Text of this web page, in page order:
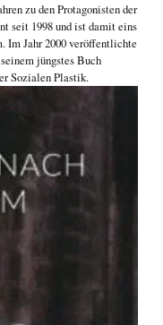
zu den Protagonisten der
seit 1998 und ist damit eins
Im Jahr 2000 veröffentlichte
jüngstes Buch
Sozialen Plastik.